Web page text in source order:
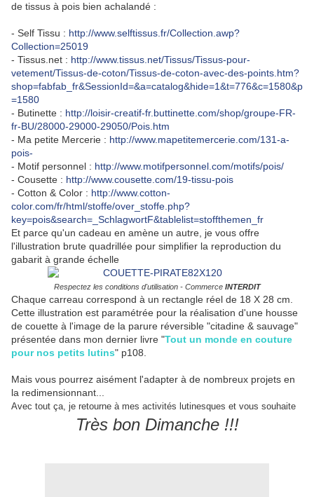
de tissus à pois bien achalandé :
- Self Tissu : http://www.selftissus.fr/Collection.awp?
Collection=25019
- Tissus.net : http://www.tissus.net/Tissus/Tissus-pour-
vetement/Tissus-de-coton/Tissus-de-coton-avec-des-points.htm?
shop=fabfab_fr&SessionId=&a=catalog&hide=1&t=776&c=1580&p
=1580
- Butinette : http://loisir-creatif-fr.buttinette.com/shop/groupe-FR-
fr-BU/28000-29000-29050/Pois.htm
- Ma petite Mercerie : http://www.mapetitemercerie.com/131-a-
pois-
- Motif personnel : http://www.motifpersonnel.com/motifs/pois/
- Cousette : http://www.cousette.com/19-tissu-pois
- Cotton & Color : http://www.cotton-
color.com/fr/html/stoffe/over_stoffe.php?
key=pois&search=_SchlagwortF&tablelist=stoffthemen_fr
Et parce qu'un cadeau en amène un autre, je vous offre
l'illustration brute quadrillée pour simplifier la reproduction du
gabarit à grande échelle
Respectez les conditions d'utilisation - Commerce INTERDIT
Chaque carreau correspond à un rectangle réel de 18 X 28 cm.
Cette illustration est paramétrée pour la réalisation d'une housse
de couette à l'image de la parure réversible "citadine & sauvage"
présentée dans mon dernier livre "Tout un monde en couture
pour nos petits lutins" p108.
Mais vous pourrez aisément l'adapter à de nombreux projets en
la redimensionnant...
Avec tout ça, je retourne à mes activités lutinesques et vous souhaite
Très bon Dimanche !!!